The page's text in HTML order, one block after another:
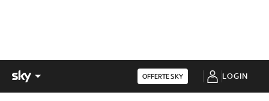
OFFERTE SKY LOGIN